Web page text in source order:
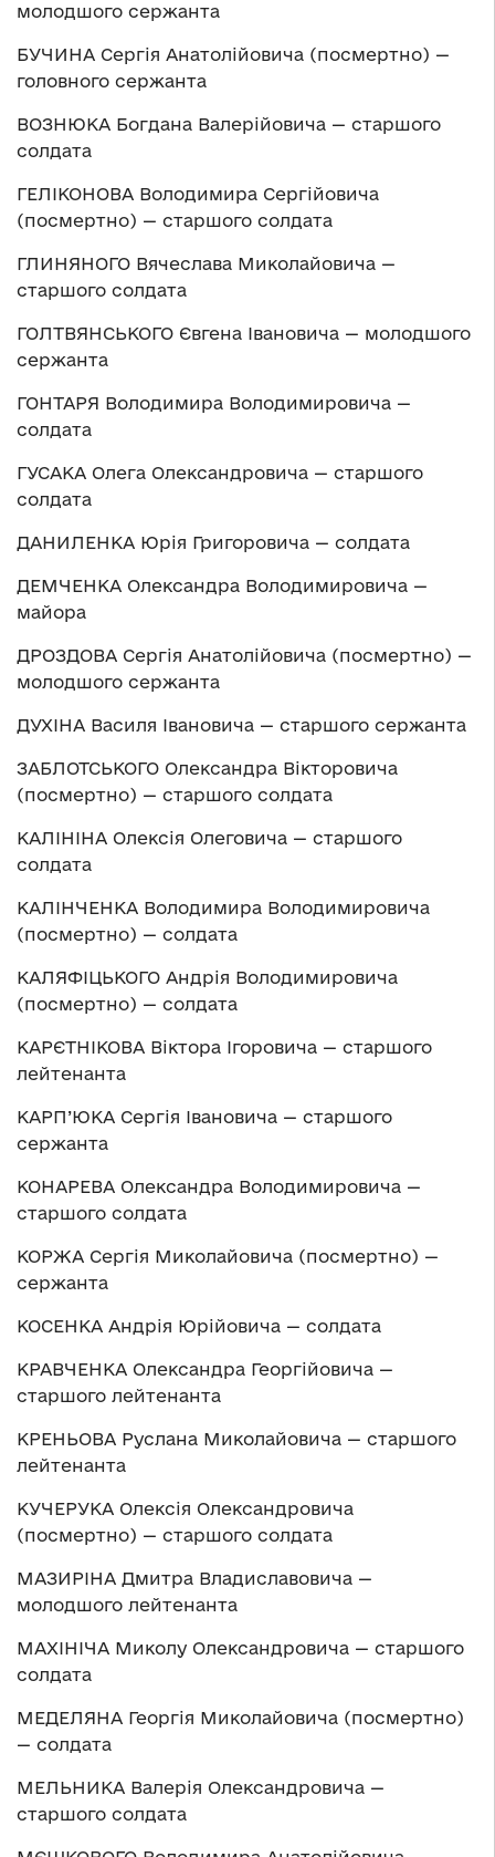
молодшого сержанта
БУЧИНА Сергія Анатолійовича (посмертно) —
головного сержанта
ВОЗНЮКА Богдана Валерійовича — старшого
солдата
ГЕЛІКОНОВА Володимира Сергійовича
(посмертно) — старшого солдата
ГЛИНЯНОГО Вячеслава Миколайовича —
старшого солдата
ГОЛТВЯНСЬКОГО Євгена Івановича — молодшого
сержанта
ГОНТАРЯ Володимира Володимировича —
солдата
ГУСАКА Олега Олександровича — старшого
солдата
ДАНИЛЕНКА Юрія Григоровича — солдата
ДЕМЧЕНКА Олександра Володимировича —
майора
ДРОЗДОВА Сергія Анатолійовича (посмертно) —
молодшого сержанта
ДУХІНА Василя Івановича — старшого сержанта
ЗАБЛОТСЬКОГО Олександра Вікторовича
(посмертно) — старшого солдата
КАЛІНІНА Олексія Олеговича — старшого
солдата
КАЛІНЧЕНКА Володимира Володимировича
(посмертно) — солдата
КАЛЯФІЦЬКОГО Андрія Володимировича
(посмертно) — солдата
КАРЄТНІКОВА Віктора Ігоровича — старшого
лейтенанта
КАРП’ЮКА Сергія Івановича — старшого
сержанта
КОНАРЕВА Олександра Володимировича —
старшого солдата
КОРЖА Сергія Миколайовича (посмертно) —
сержанта
КОСЕНКА Андрія Юрійовича — солдата
КРАВЧЕНКА Олександра Георгійовича —
старшого лейтенанта
КРЕНЬОВА Руслана Миколайовича — старшого
лейтенанта
КУЧЕРУКА Олексія Олександровича
(посмертно) — старшого солдата
МАЗИРІНА Дмитра Владиславовича —
молодшого лейтенанта
МАХІНІЧА Миколу Олександровича — старшого
солдата
МЕДЕЛЯНА Георгія Миколайовича (посмертно)
— солдата
МЕЛЬНИКА Валерія Олександровича —
старшого солдата